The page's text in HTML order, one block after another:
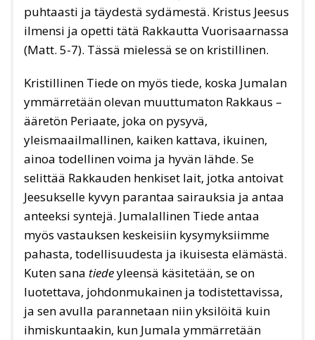
puhtaasti ja täydestä sydämestä. Kristus Jeesus
ilmensi ja opetti tätä Rakkautta Vuorisaarnassa
(Matt. 5-7). Tässä mielessä se on kristillinen.
Kristillinen Tiede on myös tiede, koska Jumalan
ymmärretään olevan muuttumaton Rakkaus –
ääretön Periaate, joka on pysyvä,
yleismaailmallinen, kaiken kattava, ikuinen,
ainoa todellinen voima ja hyvän lähde. Se
selittää Rakkauden henkiset lait, jotka antoivat
Jeesukselle kyvyn parantaa sairauksia ja antaa
anteeksi syntejä. Jumalallinen Tiede antaa
myös vastauksen keskeisiin kysymyksiimme
pahasta, todellisuudesta ja ikuisesta elämästä.
Kuten sana tiedeyleensä käsitetään, se on
luotettava, johdonmukainen ja todistettavissa,
ja sen avulla parannetaan niin yksilöitä kuin
ihmiskuntaakin, kun Jumala ymmärretään